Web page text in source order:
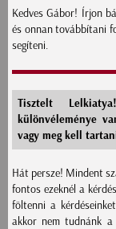
Kedves Gábor! Írjon
és onnan továbbítani
segíteni.
Tisztelt
különvéleménye
vagy meg kell
Hát persze! Mindent
fontos ezeknél a
föltenni a
akkor nem tudnánk